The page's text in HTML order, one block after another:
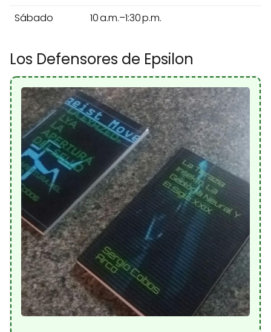
Sábado 10 a.m.–1:30 p.m.
Los Defensores de Epsilon